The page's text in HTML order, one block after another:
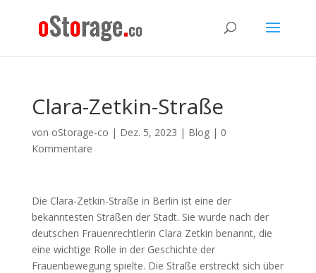
Clara-Zetkin-Straße
von oStorage-co | Dez. 5, 2023 | Blog| 0
Kommentare
Die Clara-Zetkin-Straße in Berlin ist eine der
bekanntesten Straßen der Stadt. Sie wurde nach der
deutschen Frauenrechtlerin Clara Zetkin benannt, die
eine wichtige Rolle in der Geschichte der
Frauenbewegung spielte. Die Straße erstreckt sich über